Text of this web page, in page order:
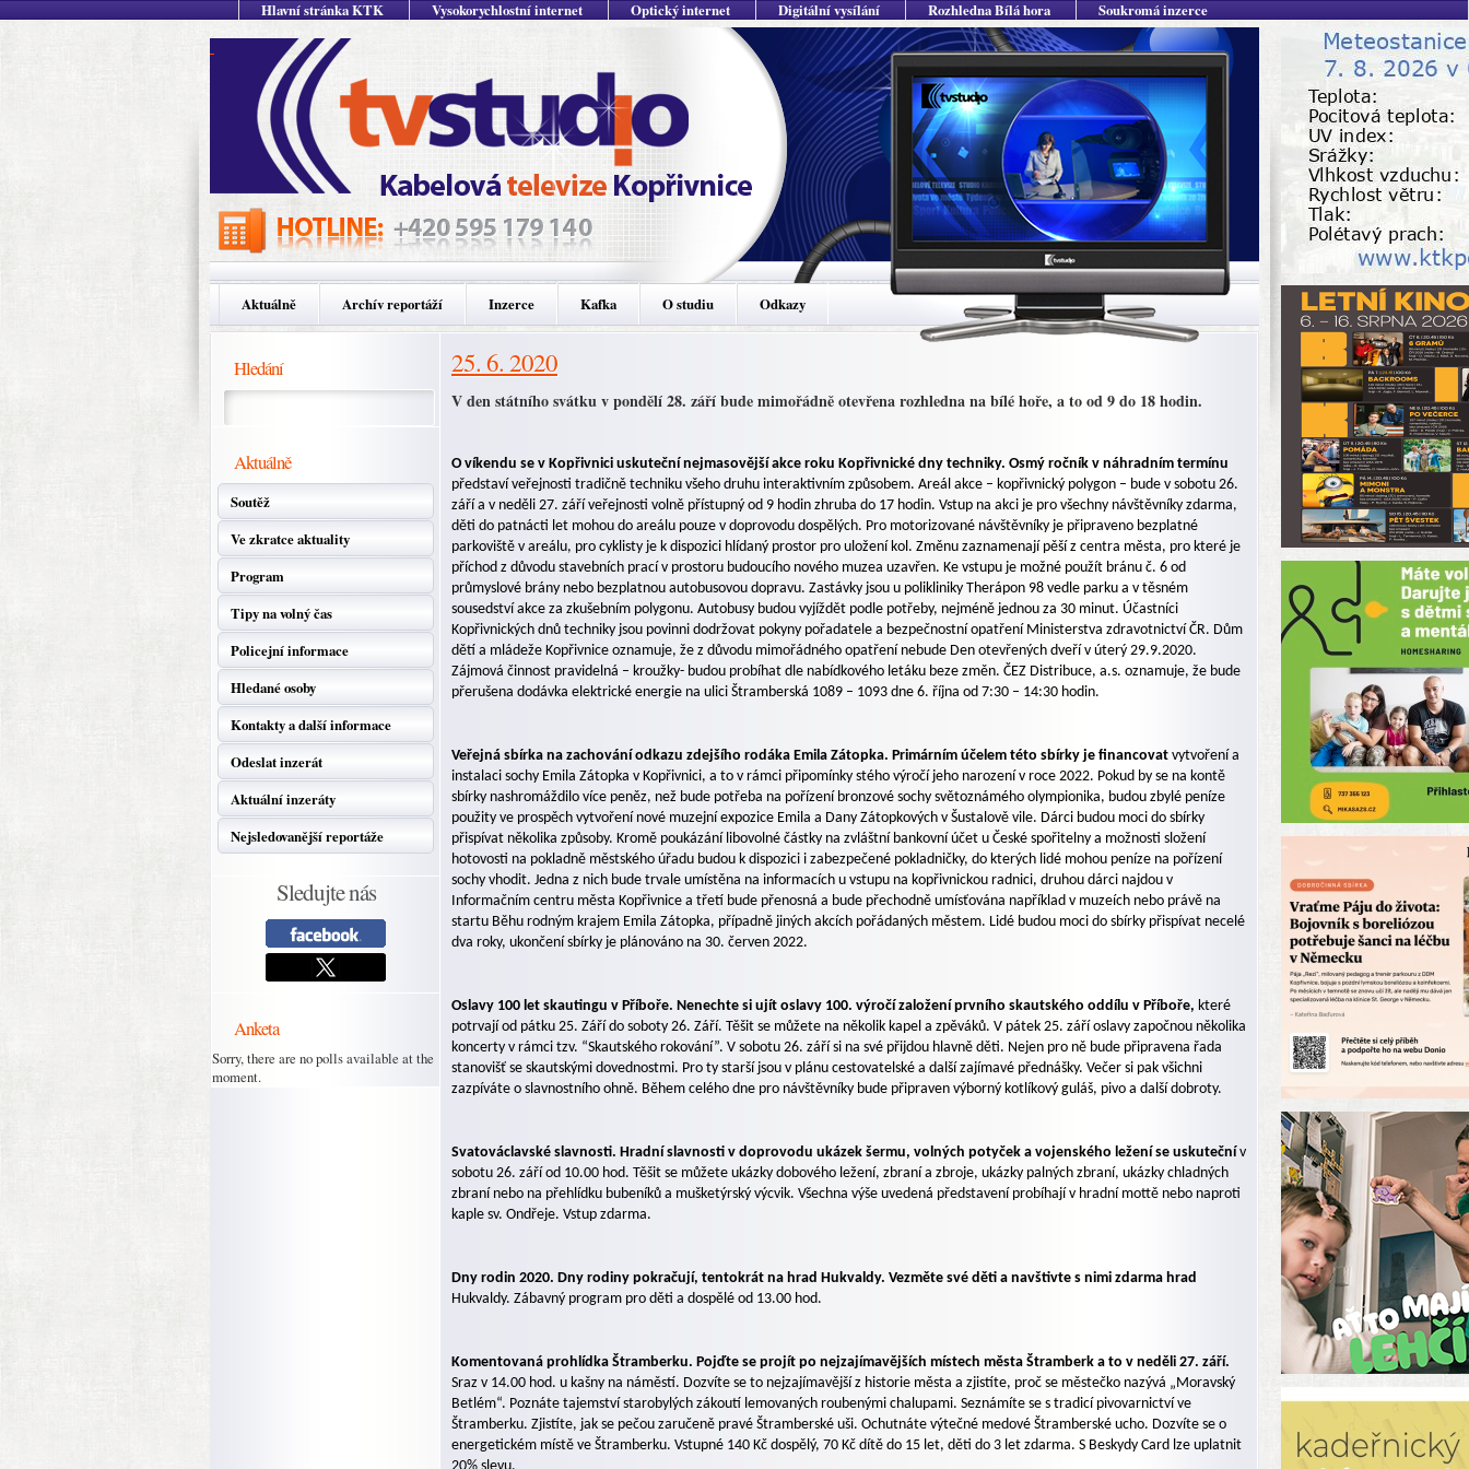
Hlavní stránka KTK Vysokorychlostní internet Optický internet Digitální vysílání Rozhledna Bílá hora Soukromá inzerce
Aktuálně Archív reportáží Inzerce Kafka O studiu Odkazy
Hledání
Aktuálně
Soutěž
Ve zkratce aktuality
Program
Tipy na volný čas
Policejní informace
Hledané osoby
Kontakty a další informace
Odeslat inzerát
Aktuální inzeráty
Nejsledovanější reportáže
Sledujte nás
Anketa
Sorry, there are no polls available at the
moment.
25. 6. 2020
V den státního svátku v pondělí 28. září bude mimořádně otevřena rozhledna na bílé hoře, a to od 9 do 18 hodin.
O víkendu se v Kopřivnici uskuteční nejmasovější akce roku Kopřivnické dny techniky. Osmý ročník v náhradním termínu
představí veřejnosti tradičně techniku všeho druhu interaktivním způsobem. Areál akce – kopřivnický polygon – bude v sobotu 26.
září a v neděli 27. září veřejnosti volně přístupný od 9 hodin zhruba do 17 hodin. Vstup na akci je pro všechny návštěvníky zdarma,
děti do patnácti let mohou do areálu pouze v doprovodu dospělých. Pro motorizované návštěvníky je připraveno bezplatné
parkoviště v areálu, pro cyklisty je k dispozici hlídaný prostor pro uložení kol. Změnu zaznamenají pěší z centra města, pro které je
příchod z důvodu stavebních prací v prostoru budoucího nového muzea uzavřen. Ke vstupu je možné použít bránu č. 6 od
průmyslové brány nebo bezplatnou autobusovou dopravu. Zastávky jsou u polikliniky Therápon 98 vedle parku a v těsném
sousedství akce za zkušebním polygonu. Autobusy budou vyjíždět podle potřeby, nejméně jednou za 30 minut. Účastníci
Kopřivnických dnů techniky jsou povinni dodržovat pokyny pořadatele a bezpečnostní opatření Ministerstva zdravotnictví ČR. Dům
dětí a mládeže Kopřivnice oznamuje, že z důvodu mimořádného opatření nebude Den otevřených dveří v úterý 29.9.2020.
Zájmová činnost pravidelná – kroužky- budou probíhat dle nabídkového letáku beze změn. ČEZ Distribuce, a.s. oznamuje, že bude
přerušena dodávka elektrické energie na ulici Štramberská 1089 – 1093 dne 6. října od 7:30 – 14:30 hodin.
Veřejná sbírka na zachování odkazu zdejšího rodáka Emila Zátopka. Primárním účelem této sbírky je financovat vytvoření a
instalaci sochy Emila Zátopka v Kopřivnici, a to v rámci připomínky stého výročí jeho narození v roce 2022. Pokud by se na kontě
sbírky nashromáždilo více peněz, než bude potřeba na pořízení bronzové sochy světoznámého olympionika, budou zbylé peníze
použity ve prospěch vytvoření nové muzejní expozice Emila a Dany Zátopkových v Šustalově vile. Dárci budou moci do sbírky
přispívat několika způsoby. Kromě poukázání libovolné částky na zvláštní bankovní účet u České spořitelny a možnosti složení
hotovosti na pokladně městského úřadu budou k dispozici i zabezpečené pokladničky, do kterých lidé mohou peníze na pořízení
sochy vhodit. Jedna z nich bude trvale umístěna na informacích u vstupu na kopřivnickou radnici, druhou dárci najdou v
Informačním centru města Kopřivnice a třetí bude přenosná a bude přechodně umísťována například v muzeích nebo právě na
startu Běhu rodným krajem Emila Zátopka, případně jiných akcích pořádaných městem. Lidé budou moci do sbírky přispívat necelé
dva roky, ukončení sbírky je plánováno na 30. červen 2022.
Oslavy 100 let skautingu v Příboře. Nenechte si ujít oslavy 100. výročí založení prvního skautského oddílu v Příboře, které
potrvají od pátku 25. Září do soboty 26. Září. Těšit se můžete na několik kapel a zpěváků. V pátek 25. září oslavy započnou několika
koncerty v rámci tzv. “Skautského rokování”. V sobotu 26. září si na své přijdou hlavně děti. Nejen pro ně bude připravena řada
stanovišť se skautskými dovednostmi. Pro ty starší jsou v plánu cestovatelské a další zajímavé přednášky. Večer si pak všichni
zazpíváte o slavnostního ohně. Během celého dne pro návštěvníky bude připraven výborný kotlíkový guláš, pivo a další dobroty.
Svatováclavské slavnosti. Hradní slavnosti v doprovodu ukázek šermu, volných potyček a vojenského ležení se uskuteční v
sobotu 26. září od 10.00 hod. Těšit se můžete ukázky dobového ležení, zbraní a zbroje, ukázky palných zbraní, ukázky chladných
zbraní nebo na přehlídku bubeníků a mušketýrský výcvik. Všechna výše uvedená představení probíhají v hradní mottě nebo naproti
kaple sv. Ondřeje. Vstup zdarma.
Dny rodin 2020. Dny rodiny pokračují, tentokrát na hrad Hukvaldy. Vezměte své děti a navštivte s nimi zdarma hrad
Hukvaldy. Zábavný program pro děti a dospělé od 13.00 hod.
Komentovaná prohlídka Štramberku. Pojďte se projít po nejzajímavějších místech města Štramberk a to v neděli 27. září.
Sraz v 14.00 hod. u kašny na náměstí. Dozvíte se to nejzajímavější z historie města a zjistíte, proč se městečko nazývá „Moravský
Betlém“. Poznáte tajemství starobylých zákoutí lemovaných roubenými chalupami. Seznámíte se s tradicí pivovarnictví ve
Štramberku. Zjistíte, jak se pečou zaručeně pravé Štramberské uši. Ochutnáte výtečné medové Štramberské ucho. Dozvíte se o
energetickém místě ve Štramberku. Vstupné 140 Kč dospělý, 70 Kč dítě do 15 let, děti do 3 let zdarma. S Beskydy Card lze uplatnit